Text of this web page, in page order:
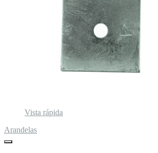
Vista rápida
Arandelas